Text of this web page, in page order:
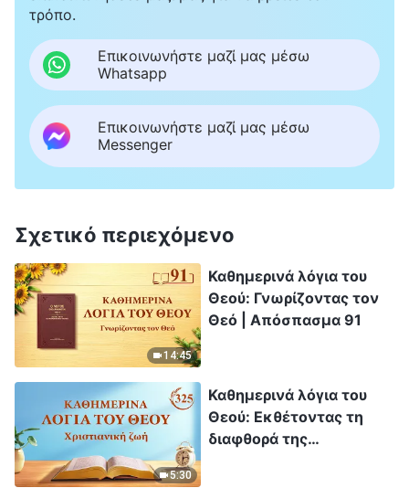
τρόπο.
Επικοινωνήστε μαζί μας μέσω
Whatsapp
Επικοινωνήστε μαζί μας μέσω
Messenger
Σχετικό περιεχόμενο
14:45
Καθημερινά λόγια του
Θεού: Γνωρίζοντας τον
Θεό | Απόσπασμα 91
5:30
Καθημερινά λόγια του
Θεού: Εκθέτοντας τη
διαφθορά της